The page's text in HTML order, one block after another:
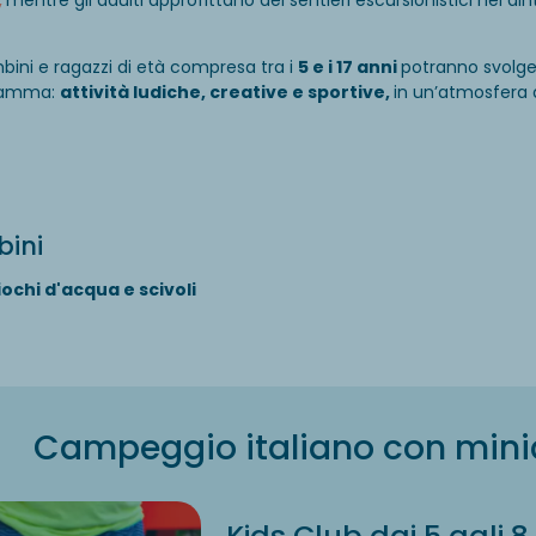
e ragazzi di età compresa tra i 5 e i 17 annipotranno
attività ludiche, creative e sportive,in un’atmosfera
d'acqua e scivoli
Campeggio italiano con